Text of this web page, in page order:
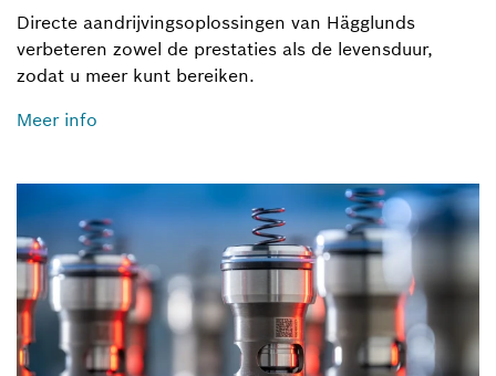
Directe aandrijvingsoplossingen van Hägglunds
verbeteren zowel de prestaties als de levensduur,
zodat u meer kunt bereiken.
Meer info